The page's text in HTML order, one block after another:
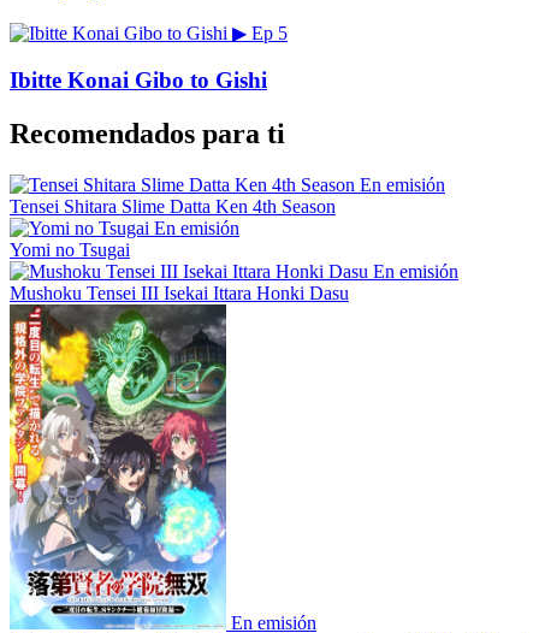
▶ Ep 5
Ibitte Konai Gibo to Gishi
Recomendados para ti
En emisión
Tensei Shitara Slime Datta Ken 4th Season
En emisión
Yomi no Tsugai
En emisión
Mushoku Tensei III Isekai Ittara Honki Dasu
En emisión